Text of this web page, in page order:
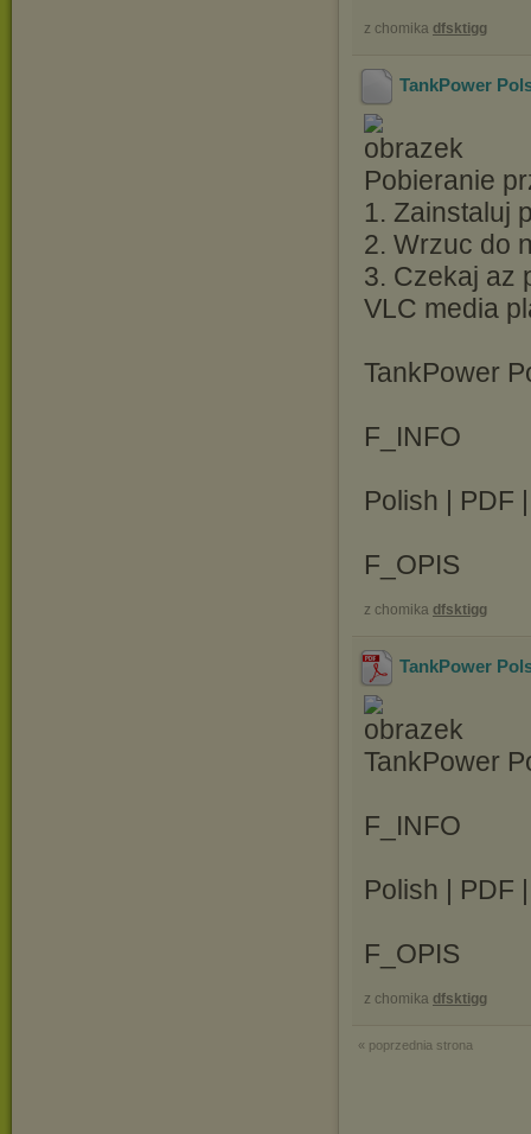
z chomika dfsktigg
TankPower
Pobieranie
1. Zainstaluj
2. Wrzuc do
3. Czekaj az
VLC media
TankPower
F_INFO
Polish | PDF
F_OPIS
z chomika dfsktigg
TankPower
TankPower
F_INFO
Polish | PDF
F_OPIS
z chomika dfsktigg
« poprzednia strona